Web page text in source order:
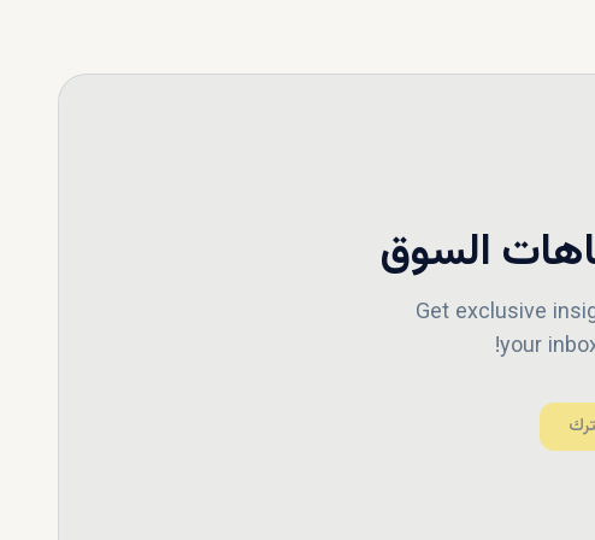
تُضفي
إلى أفخم
الفلل
السوق
Get exclusive
your